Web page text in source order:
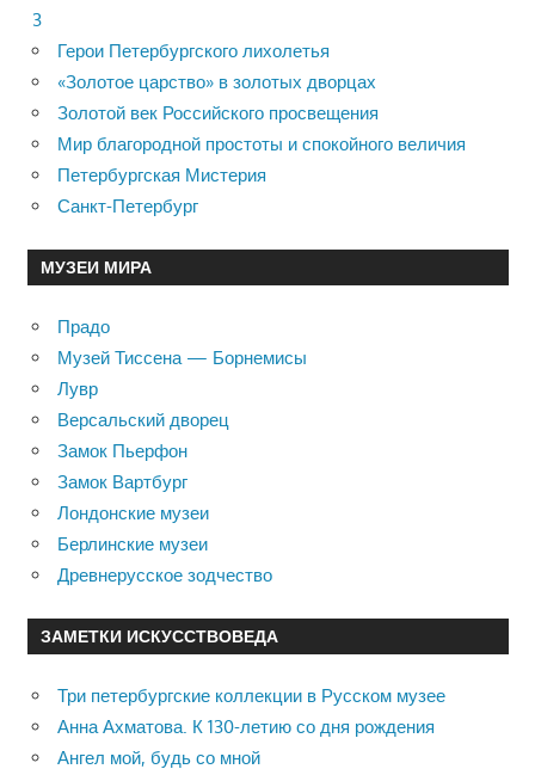
3
Герои Петербургского лихолетья
«Золотое царство» в золотых дворцах
Золотой век Российского просвещения
Мир благородной простоты и спокойного величия
Петербургская Мистерия
Санкт-Петербург
МУЗЕИ МИРА
Прадо
Музей Тиссена — Борнемисы
Лувр
Версальский дворец
Замок Пьерфон
Замок Вартбург
Лондонские музеи
Берлинские музеи
Древнерусское зодчество
ЗАМЕТКИ ИСКУССТВОВЕДА
Три петербургские коллекции в Русском музее
Анна Ахматова. К 130-летию со дня рождения
Ангел мой, будь со мной